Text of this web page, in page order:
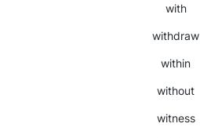
with
withdraw
within
without
witness